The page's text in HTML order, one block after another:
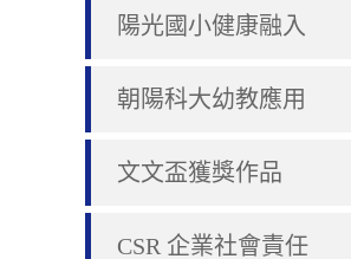
陽光國小健康融入
朝陽科大幼教應用
文文盃獲獎作品
CSR 企業社會責任